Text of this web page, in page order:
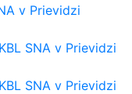
v Prievidzi
SNA v Prievidzi
SNA v Prievidzi